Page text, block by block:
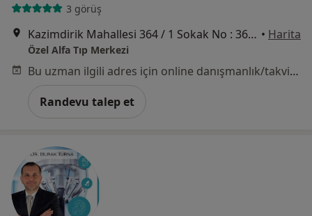
3 görüş
Kazimdirik Mahallesi 364 / 1 Sokak No : 36, Bornova • Harita
Özel Alfa Tıp Merkezi
Bu uzman ilgili adres için online danışmanlık/takvim sunmuyor.
Randevu talep et